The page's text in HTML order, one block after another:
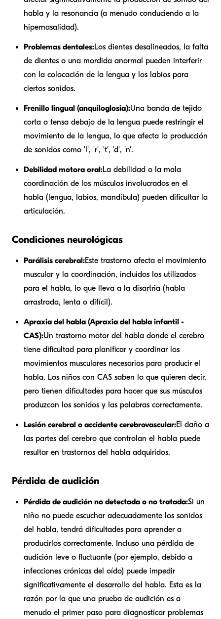
habla y la resonancia (a menudo conduciendo a la
hipernasalidad).
Problemas dentales:Los dientes desalineados, la falta
de dientes o una mordida anormal pueden interferir
con la colocación de la lengua y los labios para
ciertos sonidos.
Frenillo lingual (anquiloglosia):Una banda de tejido
corta o tensa debajo de la lengua puede restringir el
movimiento de la lengua, lo que afecta la producción
de sonidos como 'l', 'r', 't', 'd', 'n'.
Debilidad motora oral:La debilidad o la mala
coordinación de los músculos involucrados en el
habla (lengua, labios, mandíbula) pueden dificultar la
articulación.
Condiciones neurológicas
Parálisis cerebral:Este trastorno afecta el movimiento
muscular y la coordinación, incluidos los utilizados
para el habla, lo que lleva a la disartria (habla
arrastrada, lenta o difícil).
Apraxia del habla (Apraxia del habla infantil -
CAS):Un trastorno motor del habla donde el cerebro
tiene dificultad para planificar y coordinar los
movimientos musculares necesarios para producir el
habla. Los niños con CAS saben lo que quieren decir,
pero tienen dificultades para hacer que sus músculos
produzcan los sonidos y las palabras correctamente.
Lesión cerebral o accidente cerebrovascular:El daño a
las partes del cerebro que controlan el habla puede
resultar en trastornos del habla adquiridos.
Pérdida de audición
Pérdida de audición no detectada o no tratada:Si un
niño no puede escuchar adecuadamente los sonidos
del habla, tendrá dificultades para aprender a
producirlos correctamente. Incluso una pérdida de
audición leve o fluctuante (por ejemplo, debido a
infecciones crónicas del oído) puede impedir
significativamente el desarrollo del habla. Esta es la
razón por la que una prueba de audición es a
menudo el primer paso para diagnosticar problemas